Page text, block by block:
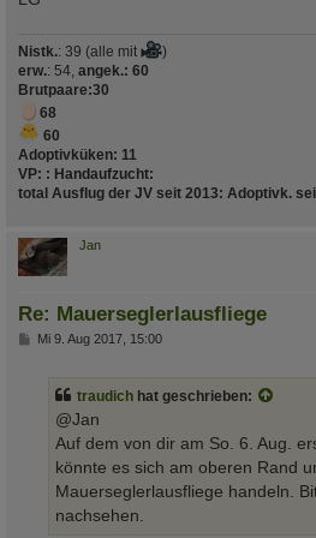
Nistk.: 39 (alle mit
)
erw.: 54, angek.: 60
Brutpaare:30
68
60
Adoptivküken: 11
VP: : Handaufzucht:
total Ausflug der JV seit 2013: Adoptivk.
Jan
Re: Mauerseglerlausfliege
BMi 9. Aug 2017, 15:00
traudich hat geschrieben:
@Jan
Auf dem von dir am So. 6. Aug.
könnte es sich am oberen Rand
Mauerseglerlausfliege handeln.
nachsehen.